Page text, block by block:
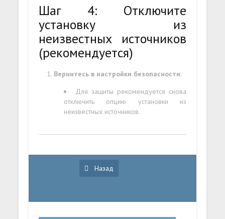
Шаг 4: Отключите
установку из
неизвестных источников
(рекомендуется)
Вернитесь в настройки безопасности:
Для защиты рекомендуется снова
отключить опцию установки из
неизвестных источников.
Назад